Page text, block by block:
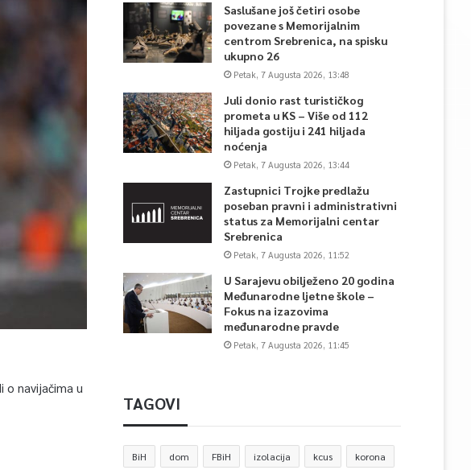
o navijačima u
Saslušane još četiri osobe
povezane s Memorijalnim
centrom Srebrenica, na spisku
ukupno 26
Petak, 7 Augusta 2026, 13:48
Juli donio rast turističkog
prometa u KS – Više od 112
hiljada gostiju i 241 hiljada
noćenja
Petak, 7 Augusta 2026, 13:44
Zastupnici Trojke predlažu
poseban pravni i administrativni
status za Memorijalni centar
Srebrenica
Petak, 7 Augusta 2026, 11:52
U Sarajevu obilježeno 20 godina
Međunarodne ljetne škole –
Fokus na izazovima
međunarodne pravde
Petak, 7 Augusta 2026, 11:45
TAGOVI
BiH dom FBiH izolacija kcus korona